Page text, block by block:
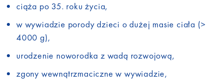
ciąża po 35. roku życia,
w wywiadzie porody dzieci o dużej masie ciała (>
4000 g),
urodzenie noworodka z wadą rozwojową,
zgony wewnątrzmaciczne w wywiadzie,